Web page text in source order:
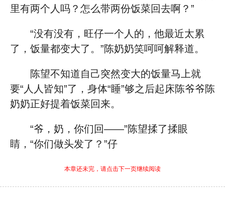
里有两个人吗？怎么带两份饭菜回去啊？”
“没有没有，旺仔一个人的，他最近太累
了，饭量都变大了。”陈奶奶笑呵呵解释道。
陈望不知道自己突然变大的饭量马上就
要“人人皆知”了，身体“睡”够之后起床陈爷爷陈
奶奶正好提着饭菜回来。
“爷，奶，你们回——”陈望揉了揉眼
睛，“你们做头发了？”仔
本章还未完，请点击下一页继续阅读